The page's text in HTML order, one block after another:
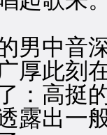
中音深
厚此刻
：高挺
露出一